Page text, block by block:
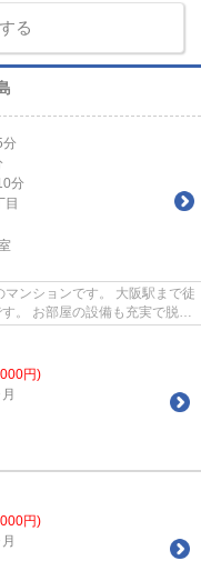
る
分
分
目
ンションです。 大阪駅まで徒
。 お部屋の設備も充実で脱衣
円)
円)